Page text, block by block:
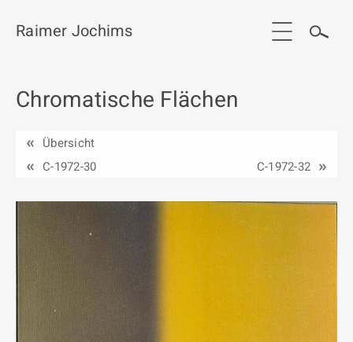
Start
Werkgruppen / Work groups
Ausstellungen
Publikationen
Kontakt
Raimer Jochims
Chromatische Flächen
Übersicht
C-1972-30
C-1972-32